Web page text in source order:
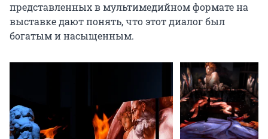
представленных в мультимедийном формате на
выставке дают понять, что этот диалог был
богатым и насыщенным.